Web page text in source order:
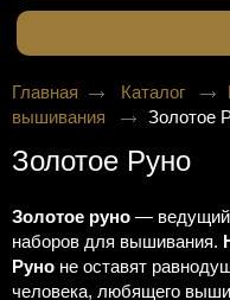
Главная Каталог
вышивания
Золотое
Золотое Руно
Золотое руно — ведущий
наборов для вышивания.
Руно не оставят
человека, любящего